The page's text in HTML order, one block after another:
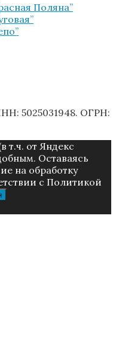
Поляна”
5025031948. ОГРН:
т.ч. от Яндекс
Ocтaвaяcь
нa oбpaбoтку
с Пoлитикой